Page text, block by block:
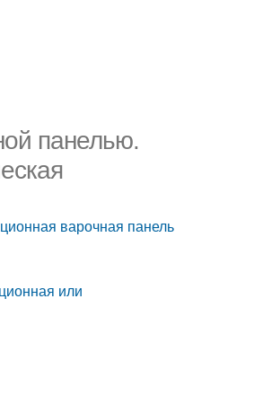
панелью.
варочная панель
или